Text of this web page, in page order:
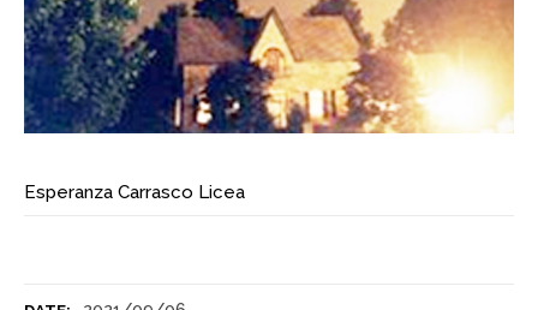
Esperanza Carrasco Licea